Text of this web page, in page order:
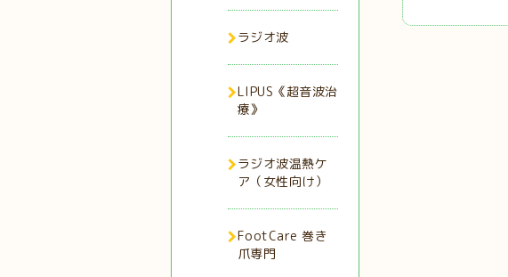
ラジオ波
LIPUS《超音波治
療》
ラジオ波温熱ケ
ア（女性向け）
FootCare 巻き
爪専門